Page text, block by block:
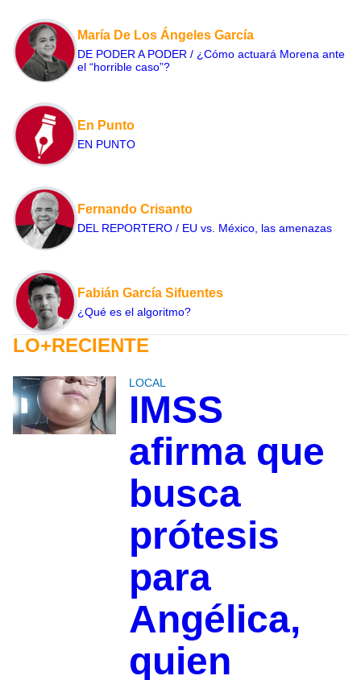
María De Los Ángeles García
DE PODER A PODER / ¿Cómo actuará Morena ante
el “horrible caso”?
En Punto
EN PUNTO
Fernando Crisanto
DEL REPORTERO / EU vs. México, las amenazas
Fabián García Sifuentes
¿Qué es el algoritmo?
LO+RECIENTE
LOCAL
IMSS
afirma que
busca
prótesis
para
Angélica,
quien